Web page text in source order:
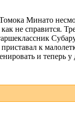
Минато
не справится.
к
и теперь у